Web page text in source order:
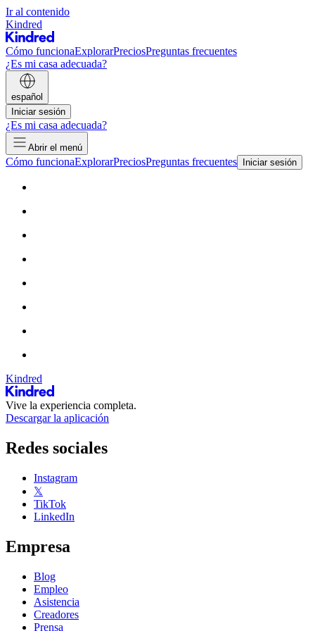
Ir al contenido
Kindred
Cómo funcionaExplorarPreciosPreguntas frecuentes
¿Es mi casa adecuada?
español
Iniciar sesión
¿Es mi casa adecuada?
Abrir el menú
Cómo funcionaExplorarPreciosPreguntas frecuentes Iniciar sesión
Kindred
Vive la experiencia completa.
Descargar la aplicación
Redes sociales
Instagram
𝕏
TikTok
LinkedIn
Empresa
Blog
Empleo
Asistencia
Creadores
Prensa